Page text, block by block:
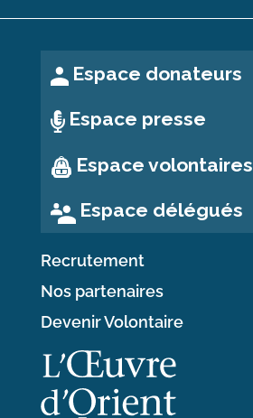
Espace donateurs
Espace presse
Espace volontaires
Espace délégués
Recrutement
Nos partenaires
Devenir Volontaire